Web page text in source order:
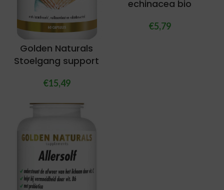
Golden Naturals
Stoelgang support
€15,49
echinacea bio
€5,79